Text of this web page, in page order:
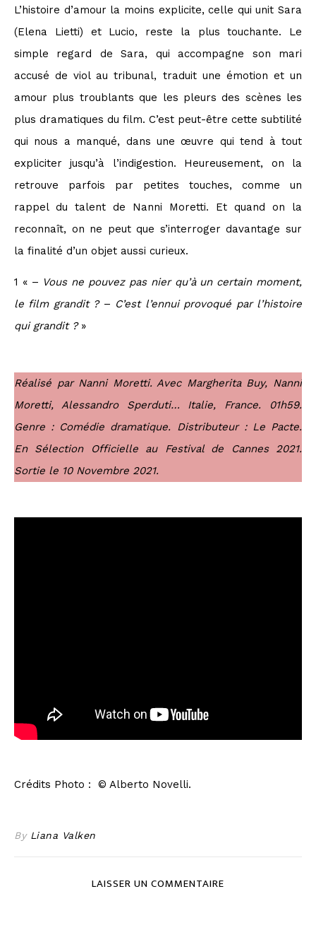
L’histoire d’amour la moins explicite, celle qui unit Sara
(Elena Lietti) et Lucio, reste la plus touchante. Le
simple regard de Sara, qui accompagne son mari
accusé de viol au tribunal, traduit une émotion et un
amour plus troublants que les pleurs des scènes les
plus dramatiques du film. C’est peut-être cette subtilité
qui nous a manqué, dans une œuvre qui tend à tout
expliciter jusqu’à l’indigestion. Heureusement, on la
retrouve parfois par petites touches, comme un
rappel du talent de Nanni Moretti. Et quand on la
reconnaît, on ne peut que s’interroger davantage sur
la finalité d’un objet aussi curieux.
1 « – Vous ne pouvez pas nier qu’à un certain moment,
le film grandit ?– C’est l’ennui provoqué par l’histoire
qui grandit ?»
Réalisé par Nanni Moretti. Avec Margherita Buy, Nanni
Moretti, Alessandro Sperduti… Italie, France. 01h59.
Genre : Comédie dramatique. Distributeur : Le Pacte.
En Sélection Officielle au Festival de Cannes 2021.
Sortie le 10 Novembre 2021.
Crédits Photo : © Alberto Novelli.
By Liana Valken
LAISSER UN COMMENTAIRE